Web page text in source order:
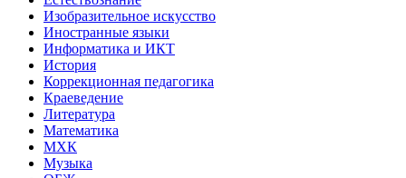
Изобразительное искусство
Иностранные языки
Информатика и ИКТ
История
Коррекционная педагогика
Краеведение
Литература
Математика
МХК
Музыка